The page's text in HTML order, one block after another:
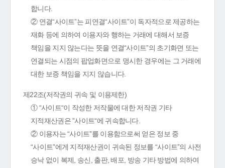
합니다.
② 연결“사이트”는 피연결“사이트”이 독자적으로 제공하는
재화 등에 의하여 이용자와 행하는 거래에 대해서 보증
책임을 지지 않는다는 뜻을 연결“사이트”의 초기화면 또는
연결되는 시점의 팝업화면으로 명시한 경우에는 그 거래에
대한 보증 책임을 지지 않습니다.
제22조(저작권의 귀속 및 이용제한)
① “사이트“이 작성한 저작물에 대한 저작권 기타
지적재산권은 ”사이트“에 귀속합니다.
② 이용자는 “사이트”를 이용함으로써 얻은 정보 중
“사이트”에게 지적재산권이 귀속된 정보를 “사이트”의 사전
승낙 없이 복제, 송신, 출판, 배포, 방송 기타 방법에 의하여